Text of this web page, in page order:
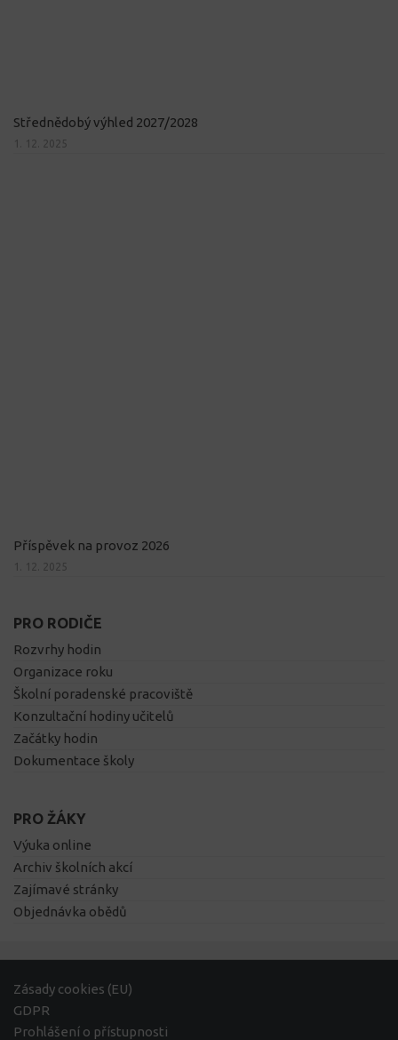
Střednědobý výhled 2027/2028
1. 12. 2025
Příspěvek na provoz 2026
1. 12. 2025
PRO RODIČE
Rozvrhy hodin
Organizace roku
Školní poradenské pracoviště
Konzultační hodiny učitelů
Začátky hodin
Dokumentace školy
PRO ŽÁKY
Výuka online
Archiv školních akcí
Zajímavé stránky
Objednávka obědů
Zásady cookies (EU)
GDPR
Prohlášení o přístupnosti